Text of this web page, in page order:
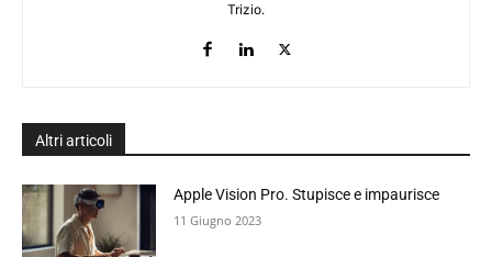
Trizio.
Altri articoli
Apple Vision Pro. Stupisce e impaurisce
11 Giugno 2023